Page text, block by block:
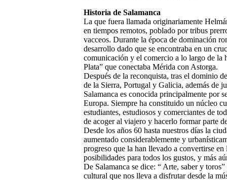
Historia de Salamanca
La que fuera llamada originariamente
en tiempos remotos, poblado por tribus
vacceos. Durante la época de dominación
desarrollo dado que se encontraba en un
comunicación y el comercio a lo largo de la
Plata” que conectaba Mérida con Astorga.
Después de la reconquista, tras el dominio
de la Sierra, Portugal y Galicia, además de
Salamanca es conocida principalmente por
Europa. Siempre ha constituido un núcleo
estudiantes, estudiosos y comerciantes de
de acoger al viajero y hacerlo formar parte
Desde los años 60 hasta nuestros días la
aumentado considerablemente y
progreso que la han llevado a convertirse
posibilidades para todos los gustos, y más
De Salamanca se dice: “ Arte, saber y
cultural que nos lleva a disfrutar desde la